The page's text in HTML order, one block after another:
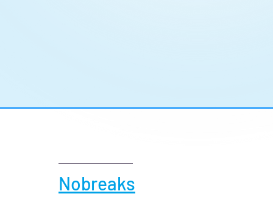
Nobreaks